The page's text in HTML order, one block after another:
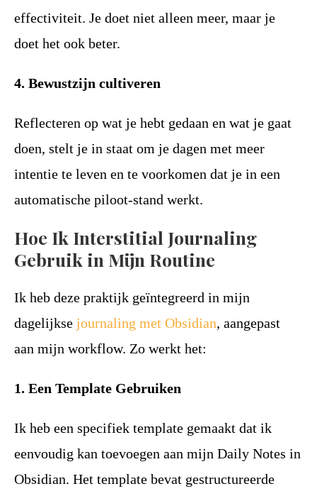
effectiviteit. Je doet niet alleen meer, maar je
doet het ook beter.
4. Bewustzijn cultiveren
Reflecteren op wat je hebt gedaan en wat je gaat
doen, stelt je in staat om je dagen met meer
intentie te leven en te voorkomen dat je in een
automatische piloot-stand werkt.
Hoe Ik Interstitial Journaling
Gebruik in Mijn Routine
Ik heb deze praktijk geïntegreerd in mijn
dagelijkse journaling met Obsidian, aangepast
aan mijn workflow. Zo werkt het:
1. Een Template Gebruiken
Ik heb een specifiek template gemaakt dat ik
eenvoudig kan toevoegen aan mijn Daily Notes in
Obsidian. Het template bevat gestructureerde